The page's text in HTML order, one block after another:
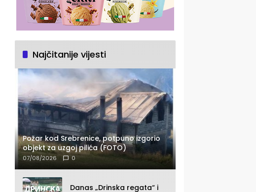
Najčitanije vijesti
Požar kod Srebrenice, potpuno izgorio
objekt za uzgoj pilića (FOTO)
07/08/2026 0
Danas „Drinska regata“ i